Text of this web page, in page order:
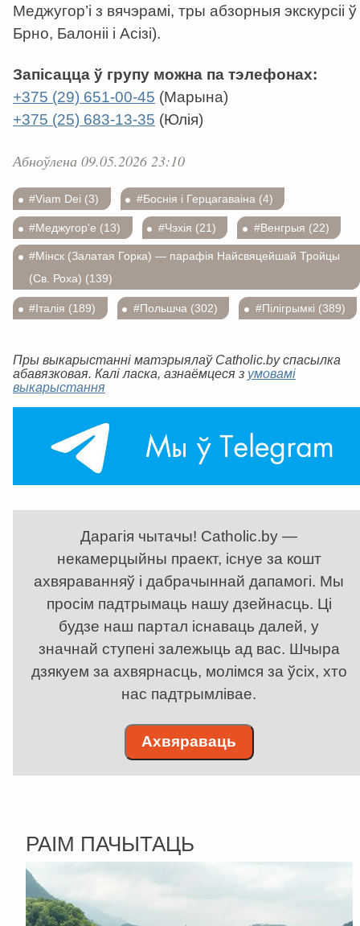
Меджугор’і з вячэрамі, тры абзорныя экскурсіі ў
Брно, Балоніі і Асізі).
Запісацца ў групу можна па тэлефонах:
+375 (29) 651-00-45 (Марына)
+375 (25) 683-13-35 (Юлія)
Абноўлена 09.05.2026 23:10
#Viam Dei (3) #Боснія і Герцагаваіна (4)
#Меджугор'е (13) #Чэхія (21) #Венгрыя (22)
#Мінск (Залатая Горка) — парафія Найсвяцейшай Тройцы
(Св. Роха) (139)
#Італія (189) #Польшча (302) #Пілігрымкі (389)
Пры выкарыстанні матэрыялаў Catholic.by спасылка
абавязковая. Калі ласка, азнаёмцеся з умовамі
выкарыстання
Дарагія чытачы! Catholic.by —
некамерцыйны праект, існуе за кошт
ахвяраванняў і дабрачыннай дапамогі. Мы
просім падтрымаць нашу дзейнасць. Ці
будзе наш партал існаваць далей, у
значнай ступені залежыць ад вас. Шчыра
дзякуем за ахвярнасць, молімся за ўсіх, хто
нас падтрымлівае.
Ахвяраваць
РАІМ ПАЧЫТАЦЬ